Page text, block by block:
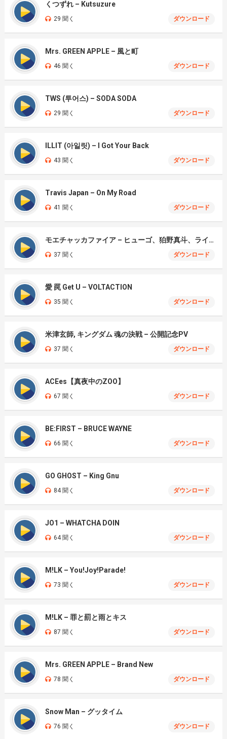
くつずれ – Kutsuzure
29 聞く ダウンロード
Mrs. GREEN APPLE – 風と町
46 聞く ダウンロード
TWS (투어스) – SODA SODA
29 聞く ダウンロード
ILLIT (아일릿) – I Got Your Back
43 聞く ダウンロード
Travis Japan – On My Road
41 聞く ダウンロード
モエチャッカファイア – ヒューゴ、狛野真斗、ライト、セヴェリアン (Cover )
37 聞く ダウンロード
愛 罠 Get U – VOLTACTION
35 聞く ダウンロード
米津玄師, キングダム 魂の決戦 – 公開記念PV
37 聞く ダウンロード
ACEes【真夜中のZOO】
67 聞く ダウンロード
BE:FIRST – BRUCE WAYNE
66 聞く ダウンロード
GO GHOST – King Gnu
84 聞く ダウンロード
JO1 – WHATCHA DOIN
64 聞く ダウンロード
M!LK – You!Joy!Parade!
73 聞く ダウンロード
M!LK – 罪と罰と雨とキス
87 聞く ダウンロード
Mrs. GREEN APPLE – Brand New
78 聞く ダウンロード
Snow Man – グッタイム
76 聞く ダウンロード